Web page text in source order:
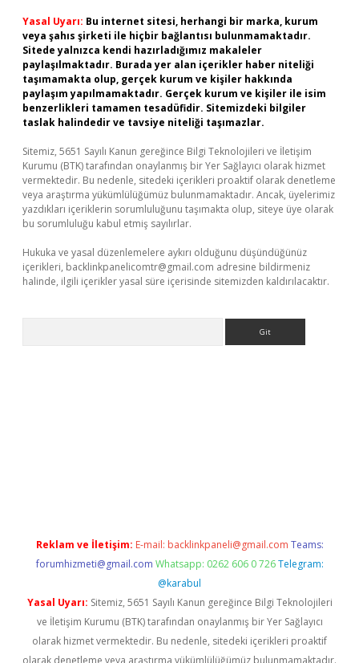
Yasal Uyarı: Bu internet sitesi, herhangi bir marka, kurum
veya şahıs şirketi ile hiçbir bağlantısı bulunmamaktadır.
Sitede yalnızca kendi hazırladığımız makaleler
paylaşılmaktadır. Burada yer alan içerikler haber niteliği
taşımamakta olup, gerçek kurum ve kişiler hakkında
paylaşım yapılmamaktadır. Gerçek kurum ve kişiler ile isim
benzerlikleri tamamen tesadüfidir. Sitemizdeki bilgiler
taslak halindedir ve tavsiye niteliği taşımazlar.
Sitemiz, 5651 Sayılı Kanun gereğince Bilgi Teknolojileri ve İletişim
Kurumu (BTK) tarafından onaylanmış bir Yer Sağlayıcı olarak hizmet
vermektedir. Bu nedenle, sitedeki içerikleri proaktif olarak denetleme
veya araştırma yükümlülüğümüz bulunmamaktadır. Ancak, üyelerimiz
yazdıkları içeriklerin sorumluluğunu taşımakta olup, siteye üye olarak
bu sorumluluğu kabul etmiş sayılırlar.
Hukuka ve yasal düzenlemelere aykırı olduğunu düşündüğünüz
içerikleri, backlinkpanelicomtr@gmail.com adresine bildirmeniz
halinde, ilgili içerikler yasal süre içerisinde sitemizden kaldırılacaktır.
Reklam ve İletişim: E-mail: backlinkpaneli@gmail.com Teams:
forumhizmeti@gmail.com Whatsapp: 0262 606 0 726 Telegram:
@karabul
Yasal Uyarı: Sitemiz, 5651 Sayılı Kanun gereğince Bilgi Teknolojileri
ve İletişim Kurumu (BTK) tarafından onaylanmış bir Yer Sağlayıcı
olarak hizmet vermektedir. Bu nedenle, sitedeki içerikleri proaktif
olarak denetleme veya araştırma yükümlülüğümüz bulunmamaktadır.